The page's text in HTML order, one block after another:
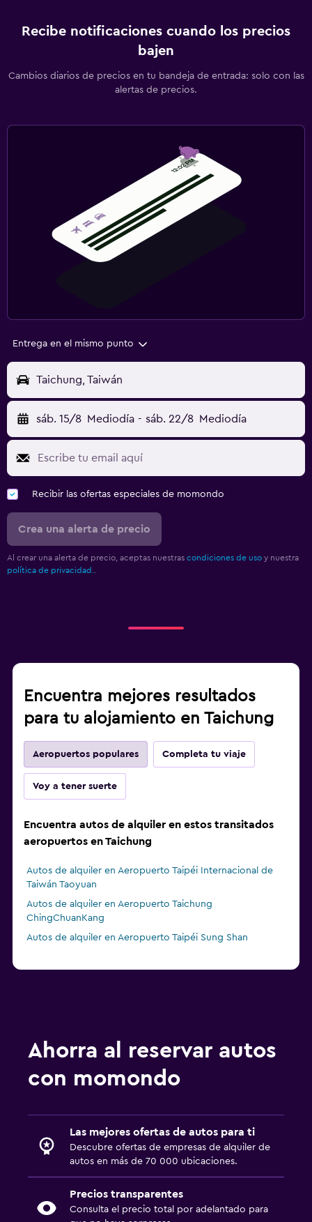
Recibe notificaciones cuando los precios
bajen
Cambios diarios de precios en tu bandeja de entrada: solo con las
alertas de precios.
Entrega en el mismo punto
Taichung, Taiwán
sáb. 15/8 Mediodía - sáb. 22/8 Mediodía
Recibir las ofertas especiales de momondo
Crea una alerta de precio
Al crear una alerta de precio, aceptas nuestras condiciones de uso y nuestra
política de privacidad..
Encuentra mejores resultados
para tu alojamiento en Taichung
Aeropuertos populares Completa tu viaje
Voy a tener suerte
Encuentra autos de alquiler en estos transitados
aeropuertos en Taichung
Autos de alquiler en Aeropuerto Taipéi Internacional de
Taiwán Taoyuan
Autos de alquiler en Aeropuerto Taichung
ChingChuanKang
Autos de alquiler en Aeropuerto Taipéi Sung Shan
Ahorra al reservar autos
con momondo
Las mejores ofertas de autos para ti
Descubre ofertas de empresas de alquiler de
autos en más de 70 000 ubicaciones.
Precios transparentes
Consulta el precio total por adelantado para